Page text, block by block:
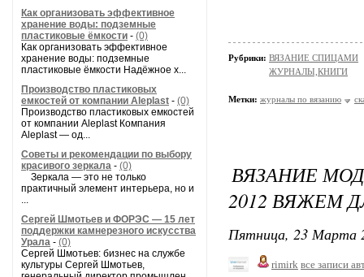
Как организовать эффективное
хранение воды: подземные
пластиковые ёмкости - (0)
Как организовать эффективное
хранение воды: подземные
пластиковые ёмкости Надёжное х...
Производство пластиковых
емкостей от компании Aleplast - (0)
Производство пластиковых емкостей
от компании Aleplast Компания
Aleplast — од...
Советы и рекомендации по выбору
красивого зеркала - (0)
Зеркала — это не только
практичный элемент интерьера, но и
...
Сергей Шмотьев и ФОРЭС — 15 лет
поддержки камнерезного искусства
Урала - (0)
Сергей Шмотьев: бизнес на службе
культуры Сергей Шмотьев,
Рубрики: ВЯЗАНИЕ СПИЦАМИ
ЖУРНАЛЫ,КНИГИ
Метки: журналы по вязанию
ВЯЗАНИЕ
2012 ВЯЖЕМ
Пятница, 23 Марта
rimirk все записи